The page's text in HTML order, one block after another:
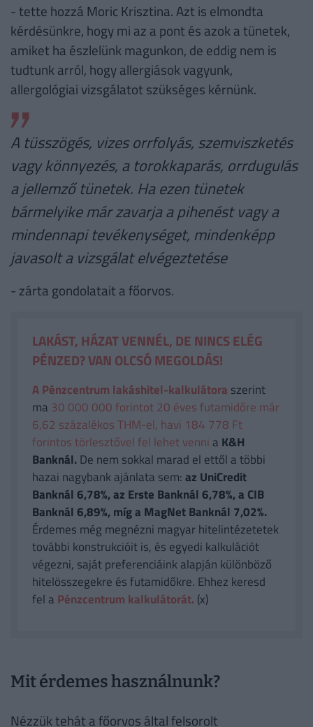
- tette hozzá Moric Krisztina. Azt is elmondta
kérdésünkre, hogy mi az a pont és azok a tünetek,
amiket ha észlelünk magunkon, de eddig nem is
tudtunk arról, hogy allergiások vagyunk,
allergológiai vizsgálatot szükséges kérnünk.
A tüsszögés, vizes orrfolyás, szemviszketés
vagy könnyezés, a torokkaparás, orrdugulás
a jellemző tünetek. Ha ezen tünetek
bármelyike már zavarja a pihenést vagy a
mindennapi tevékenységet, mindenképp
javasolt a vizsgálat elvégeztetése
- zárta gondolatait a főorvos.
LAKÁST, HÁZAT VENNÉL, DE NINCS ELÉG
PÉNZED? VAN OLCSÓ MEGOLDÁS!
A Pénzcentrum lakáshitel-kalkulátora szerint
ma 30 000 000 forintot 20 éves futamidőre már
6,62 százalékos THM-el, havi 184 778 Ft
forintos törlesztővel fel lehet venni a K&H
Banknál.De nem sokkal marad el ettől a többi
hazai nagybank ajánlata sem:az UniCredit
Banknál 6,78%, az Erste Banknál 6,78%, a CIB
Banknál 6,89%, míg a MagNet Banknál 7,02%.
Érdemes még megnézni magyar hitelintézetetek
további konstrukcióit is, és egyedi kalkulációt
végezni, saját preferenciáink alapján különböző
hitelösszegekre és futamidőkre. Ehhez keresd
fel a Pénzcentrum kalkulátorát. (x)
Mit érdemes használnunk?
Nézzük tehát a főorvos által felsorolt